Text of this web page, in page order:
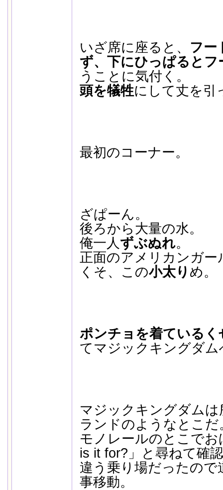
いざ席に座ると、 フー
ず、下にひっぱるとフ
うことに気付く。
頭を犠牲にして丈を引
最初のコーナー。
ざぱーん。
後ろから大量の水。
俺一人ずぶぬれ。
正面のアメリカンガー
くそ、この小太り め。
ポンチョを着ている
てマジックキングダム
マジックキングダム
ランドのようなとこだ
モノレールのとこで
is it for?」と尋ねて確
違う乗り場だったの
事移動。